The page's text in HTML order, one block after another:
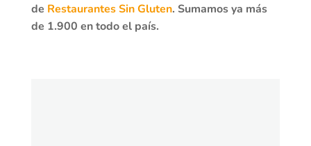
de Restaurantes Sin Gluten. Sumamos ya más
de 1.900 en todo el país.